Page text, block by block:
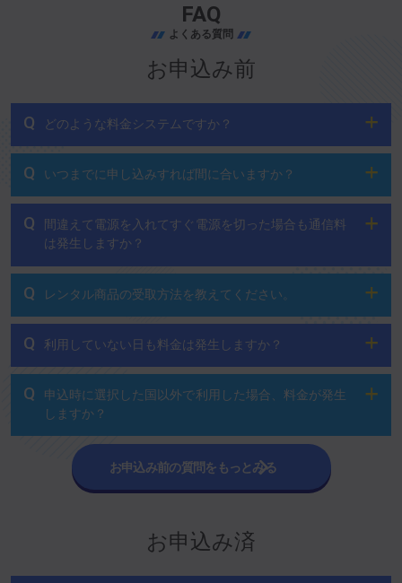
FAQ
よくある質問
お申込み前
Q どのような料金システムですか？
Q いつまでに申し込みすれば間に合いますか？
Q
間違えて電源を入れてすぐ電源を切った場合も通信料
は発生しますか？
Q レンタル商品の受取方法を教えてください。
Q 利用していない日も料金は発生しますか？
Q
申込時に選択した国以外で利用した場合、料金が発生
しますか？
お申込み前の質問をもっとみる
お申込み済